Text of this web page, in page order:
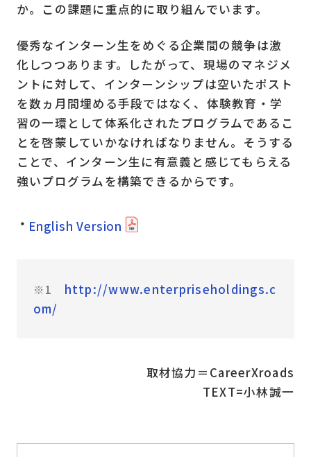
か。この課題に重点的に取り組んでいます。
優秀なインターン生をめぐる企業間の競争は激
化しつつあります。したがって、現場のマネジメ
ントに対して、インターンシップは空いたポスト
を数ヵ月間埋める手段ではなく、体験教育・学
習の一環として体系化されたプログラムであるこ
とを啓蒙していかなければなりません。そうする
ことで、インターン生に有意義と感じてもらえる
強いプログラムを構築できるからです。
English Version
※1 http://www.enterpriseholdings.c
om/
取材協力＝CareerXroads
TEXT=小林誠一